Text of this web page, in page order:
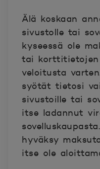
Älä koskaan
sivustolle tai
kyseessä ole
tai korttitietojen
veloitusta
syötät tietosi
sivustoille tai
itse ladannut
hyväksy
itse ole